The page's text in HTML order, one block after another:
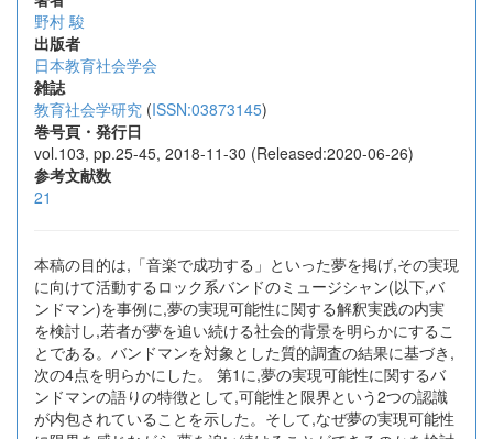
野村 駿
出版者
日本教育社会学会
雑誌
教育社会学研究 (ISSN:03873145)
巻号頁・発行日
vol.103, pp.25-45, 2018-11-30 (Released:2020-06-26)
参考文献数
21
本稿の目的は,「音楽で成功する」といった夢を掲げ,その実現
に向けて活動するロック系バンドのミュージシャン(以下,バ
ンドマン)を事例に,夢の実現可能性に関する解釈実践の内実
を検討し,若者が夢を追い続ける社会的背景を明らかにするこ
とである。バンドマンを対象とした質的調査の結果に基づき,
次の4点を明らかにした。 第1に,夢の実現可能性に関するバ
ンドマンの語りの特徴として,可能性と限界という2つの認識
が内包されていることを示した。そして,なぜ夢の実現可能性